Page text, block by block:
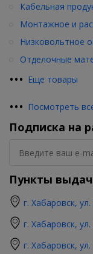
••• Еще товары
Кабельная
Монтажное и
Низковольтное
Отделочные
••• Посмотреть
Подписка на
Пункты
г. Хабаровск,
г. Хабаровск,
г. Хабаровск,